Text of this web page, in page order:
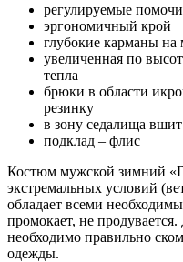
регулируемые помочи
эргономичный крой
глубокие карманы на
увеличенная по
тепла
брюки в области
резинку
в зону седалища
подклад – флис
Костюм мужской зимний
экстремальных условий
обладает всеми
промокает, не
необходимо правильно
одежды.